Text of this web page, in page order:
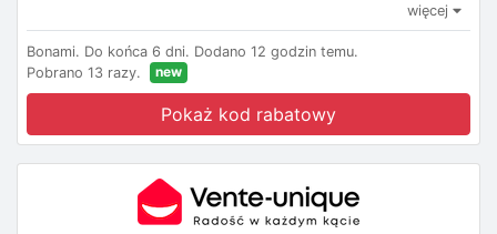
więcej
Bonami. Do końca 6 dni. Dodano 12 godzin temu.
Pobrano 13 razy.
new
Pokaż kod rabatowy